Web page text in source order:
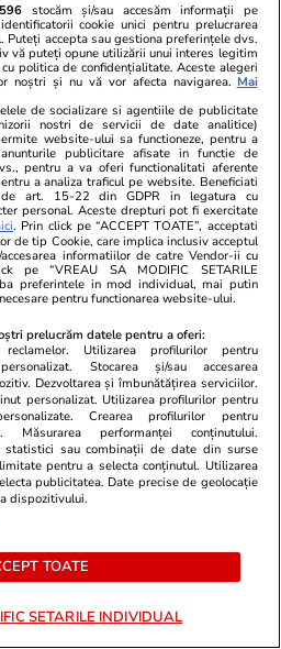
26 iul.
de ripostă a
venit în trei zile
Băsescu
26 iul.
pentru legendele
extratereștri și
26 iul.
evacuați pe mare din
într-o stațiune din
596 stocăm și/sau accesăm informații pe
cookie unici pentru prelucrarea
Puteți accepta sau gestiona preferințele dvs.
vă puteți opune utilizării unui interes legitim
politica de confidențialitate. Aceste alegeri
noștri și nu vă vor afecta navigarea. Mai
de socializare si agentiile de publicitate
nostri de servicii de date analitice)
website-ului sa functioneze, pentru a
publicitare afisate in functie de
pentru a va oferi functionalitati aferente
a analiza traficul pe website. Beneficiati
art. 15-22 din GDPR in legatura cu
personal. Aceste drepturi pot fi exercitate
. Prin click pe “ACCEPT TOATE”, acceptati
de tip Cookie, care implica inclusiv acceptul
informatiilor de catre Vendor-ii cu
pe “VREAU SA MODIFIC SETARILE
preferintele in mod individual, mai putin
pentru functionarea website-ului.
prelucrăm datele pentru a oferi:
reclamelor. Utilizarea profilurilor pentru
Stocarea și/sau accesarea
Dezvoltarea și îmbunătățirea serviciilor.
personalizat. Utilizarea profilurilor pentru
Crearea profilurilor pentru
Măsurarea performanței conținutului.
statistici sau combinații de date din surse
pentru a selecta conținutul. Utilizarea
publicitatea. Date precise de geolocație
dispozitivului.
TOATE
SETARILE INDIVIDUAL